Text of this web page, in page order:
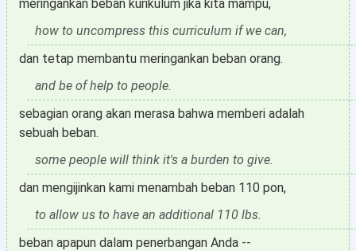
meringankan beban kurikulum jika kita mampu,
how to uncompress this curriculum if we can,
dan tetap membantu meringankan beban orang.
and be of help to people.
sebagian orang akan merasa bahwa memberi adalah
sebuah beban.
some people will think it's a burden to give.
dan mengijinkan kami menambah beban 110 pon,
to allow us to have an additional 110 lbs.
beban apapun dalam penerbangan Anda --